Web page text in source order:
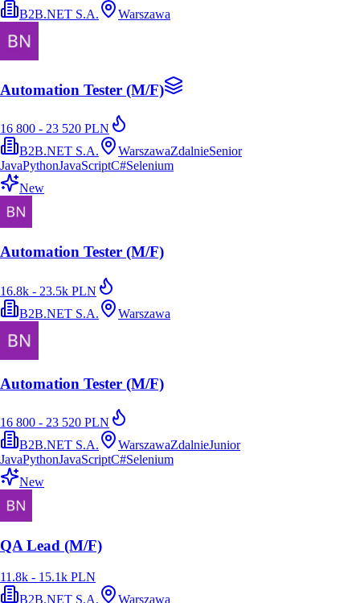
B2B.NET S.A.
Warszawa
Automation Tester (M/F)
16 800 - 23 520 PLN
B2B.NET S.A.
WarszawaZdalnieSenior
JavaPythonJavaScriptC#Selenium
New
Automation Tester (M/F)
16.8k - 23.5k PLN
B2B.NET S.A.
Warszawa
Automation Tester (M/F)
16 800 - 23 520 PLN
B2B.NET S.A.
WarszawaZdalnieJunior
JavaPythonJavaScriptC#Selenium
New
QA Lead (M/F)
11.8k - 15.1k PLN
B2B.NET S.A.
Warszawa